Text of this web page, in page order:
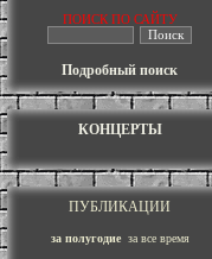
ПОИСК ПО САЙТУ
Подробный поиск
КОНЦЕРТЫ
ПУБЛИКАЦИИ
за полугодие за все время